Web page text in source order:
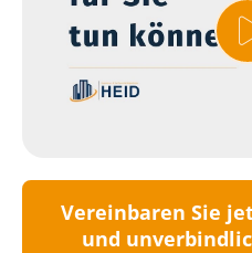
Vereinbaren Sie
und